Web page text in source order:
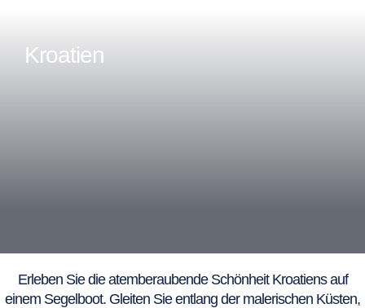
Kroatien
Erleben Sie die atemberaubende Schönheit Kroatiens auf
einem Segelboot. Gleiten Sie entlang der malerischen Küsten,